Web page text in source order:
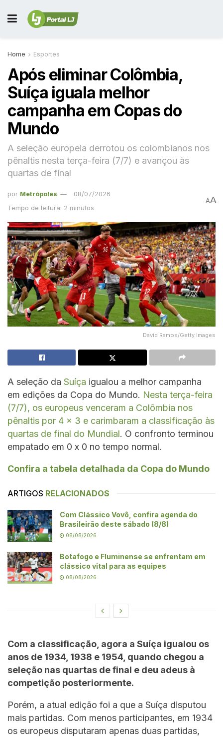
Home Esportes
Após eliminar Colômbia,
Suíça iguala melhor
campanha em Copas do
Mundo
A seleção europeia derrotou os colombianos nos
pênaltis nesta terça-feira (7/7) e avançou às
quartas de final
por Metrópoles
08/07/2026
Tempo de leitura: 2 minutos
AA
David Ramos/Getty Images
A seleção da Suíça igualou a melhor campanha
em edições da Copa do Mundo. Nesta terça-feira
(7/7), os europeus venceram a Colômbia nos
pênaltis por 4 x 3 e carimbaram a classificação às
quartas de final do Mundial. O confronto terminou
empatado em 0 x 0 no tempo normal.
Confira a tabela detalhada da Copa do Mundo
ARTIGOS RELACIONADOS
Com Clássico Vovô, confira agenda do
Brasileirão deste sábado (8/8)
08/08/2026
Botafogo e Fluminense se enfrentam em
clássico vital para as equipes
08/08/2026
Com a classificação, agora a Suíça igualou os
anos de 1934, 1938 e 1954, quando chegou a
seleção nas quartas de final e deu adeus à
competição posteriormente.
Porém, a atual edição foi a que a Suíça disputou
mais partidas. Com menos participantes, em 1934
os europeus disputaram apenas duas partidas,